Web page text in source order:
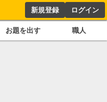
新規登録 ログイン
お題を出す 職人